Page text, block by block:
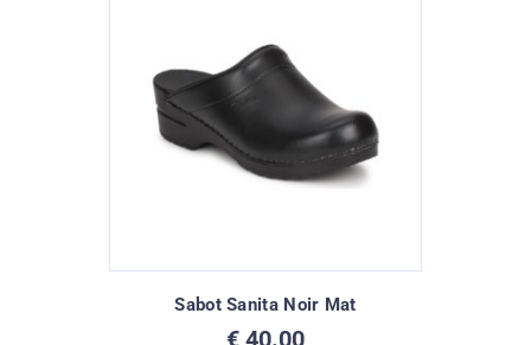
Sabot Sanita Noir Mat
€ 40.00